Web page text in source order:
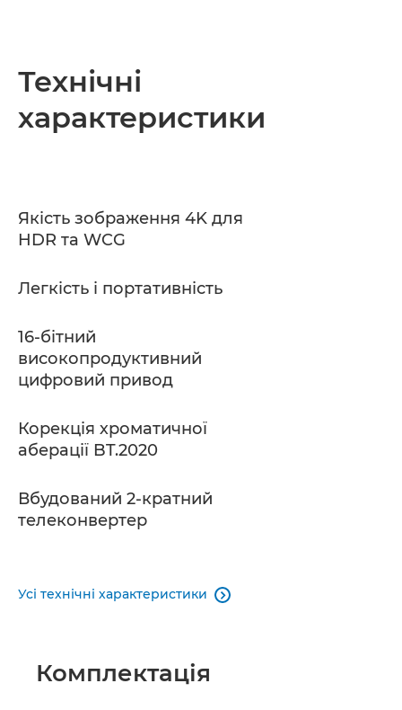
Технічні
характеристики
Якість зображення 4K для
HDR та WCG
Легкість і портативність
16-бітний
високопродуктивний
цифровий привод
Корекція хроматичної
аберації BT.2020
Вбудований 2-кратний
телеконвертер
Усі технічні характеристики 
Комплектація